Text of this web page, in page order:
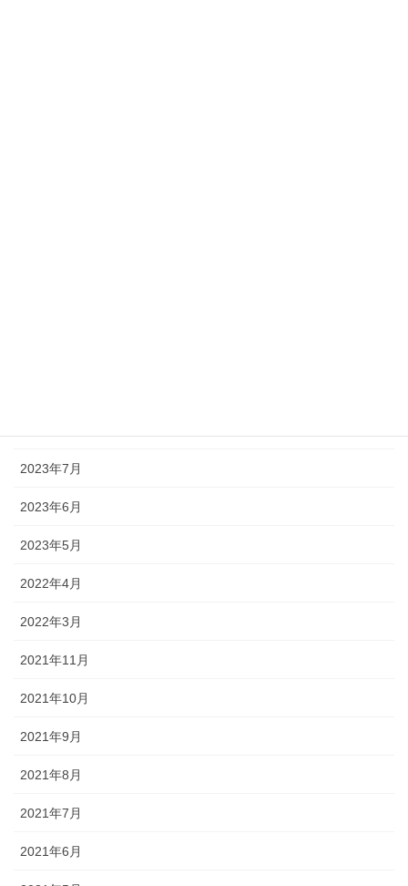
2023年7月
2023年6月
2023年5月
2022年4月
2022年3月
2021年11月
2021年10月
2021年9月
2021年8月
2021年7月
2021年6月